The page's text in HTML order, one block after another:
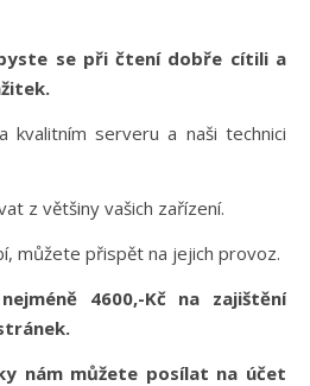
se při čtení dobře cítili a
kvalitním serveru a naši technici
z většiny vašich zařízení.
můžete přispět na jejich provoz.
4600,-Kč na zajištění
nám můžete posílat na účet